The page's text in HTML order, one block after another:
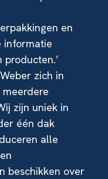
en
informatie
zich in
zijn uniek in
één dak
alle
beschikken over